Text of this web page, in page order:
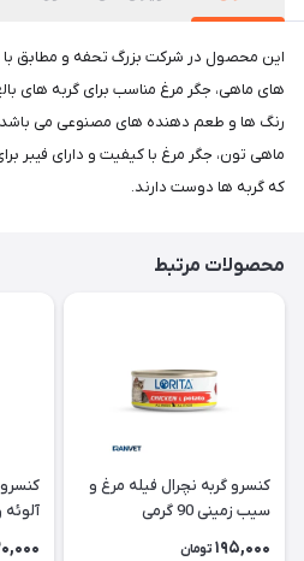
این محصول در شرکت بزرگ تحفه و مطابق
های ماهی، جگر مرغ مناسب برای گربه های
رنگ ها و طعم دهنده های مصنوعی می
ماهی تون، جگر مرغ با کیفیت و دارای فیبر
که گربه ها دوست دارند.
محصولات مرتبط
کنسرو گربه نچرال فیله مرغ و
سیب زمینی 90 گرمی
195,000 تومان
آلوئه ورا